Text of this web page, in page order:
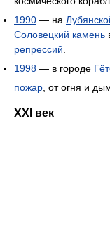
1990 — на
Соловецкий камень
репрессий
1998 — в городе
пожар , от огня и
XXI век